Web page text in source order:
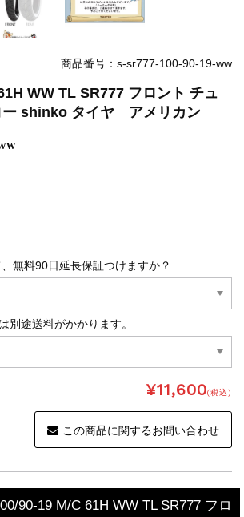
商品番号：s-sr777-100-90-19-ww
WW TL SR777 フロント チュ
ー shinko タイヤ アメリカン
無料90日延長保証つけますか？
別途送料がかかります。
¥11,600(税込)
この商品に関するお問い合わせ
19 M/C 61H WW TL SR777 フロ